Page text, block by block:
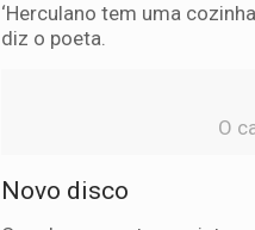
‘Herculano tem uma
diz o poeta.
O
Novo disco